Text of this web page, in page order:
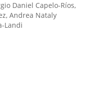
Daniel Capelo-Ríos,
Andrea Nataly
Landi